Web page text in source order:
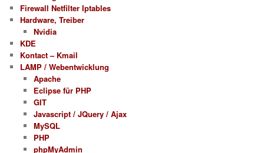
Firewall Netfilter Iptables
Hardware, Treiber
Nvidia
KDE
Kontact – Kmail
LAMP / Webentwicklung
Apache
Eclipse für PHP
GIT
Javascript / JQuery / Ajax
MySQL
PHP
phpMyAdmin